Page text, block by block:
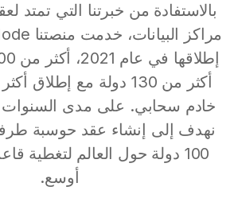
بالاستفادة من خبرتنا التي تمتد
خادم سحابي. على مدى السنوات
نهدف إلى إنشاء عقد حوسبة
100 دولة حول العالم لتغطية
أوسع.